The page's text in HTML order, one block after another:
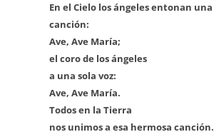
En el Cielo los ángeles entonan una
canción:
Ave, Ave María;
el coro de los ángeles
a una sola voz:
Ave, Ave María.
Todos en la Tierra
nos unimos a esa hermosa canción.